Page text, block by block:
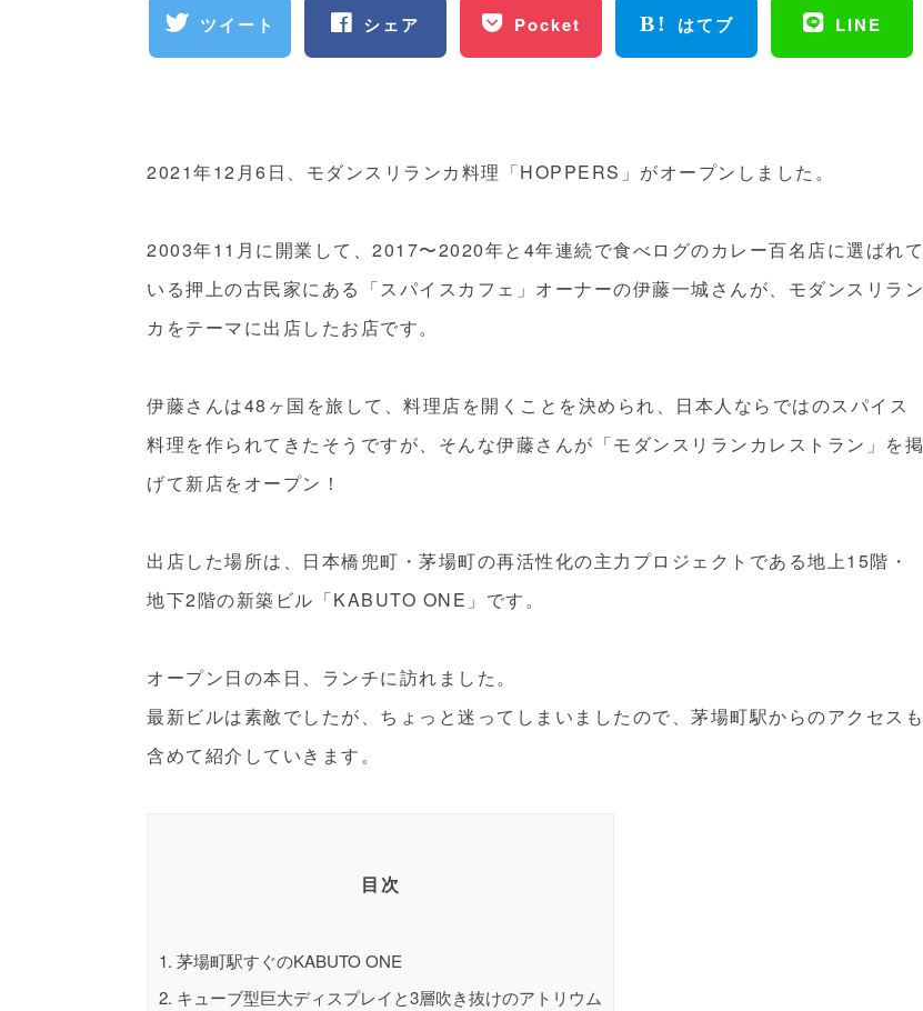
ツイート シェア Pocket はてブ LINE
2021年12月6日、モダンスリランカ料理「HOPPERS」がオープンしました。
2003年11月に開業して、2017〜2020年と4年連続で食べログのカレー百名店に選ばれて
いる押上の古民家にある「スパイスカフェ」オーナーの伊藤一城さんが、モダンスリラン
カをテーマに出店したお店です。
伊藤さんは48ヶ国を旅して、料理店を開くことを決められ、日本人ならではのスパイス
料理を作られてきたそうですが、そんな伊藤さんが「モダンスリランカレストラン」を掲
げて新店をオープン！
出店した場所は、日本橋兜町・茅場町の再活性化の主力プロジェクトである地上15階・
地下2階の新築ビル「KABUTO ONE」です。
オープン日の本日、ランチに訪れました。
最新ビルは素敵でしたが、ちょっと迷ってしまいましたので、茅場町駅からのアクセスも
含めて紹介していきます。
目次
1. 茅場町駅すぐのKABUTO ONE
2. キューブ型巨大ディスプレイと3層吹き抜けのアトリウム